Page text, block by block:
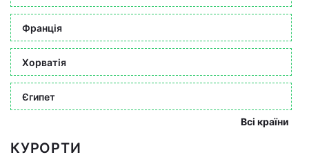
Франція
Хорватія
Єгипет
Всі країни
КУРОРТИ